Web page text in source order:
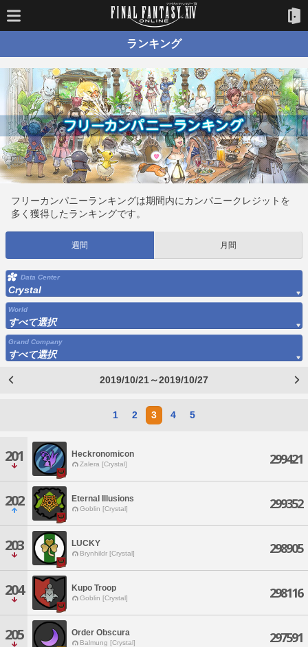
ランキング
フリーカンパニーランキングは期間内にカンパニークレジットを
多く獲得したランキングです。
週間 月間
Data Center
Crystal
World
すべて選択
Grand Company
すべて選択
2019/10/21～2019/10/27
1 2 3 4 5
201 Heckronomicon
Zalera [Crystal] 299421
202 Eternal Illusions
Goblin [Crystal] 299352
203 LUCKY
Brynhildr [Crystal] 298905
204 Kupo Troop
Goblin [Crystal] 298116
205 Order Obscura
Balmung [Crystal] 297591